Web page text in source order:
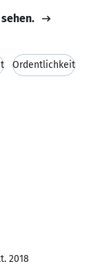
Ordentlichkeit
2018